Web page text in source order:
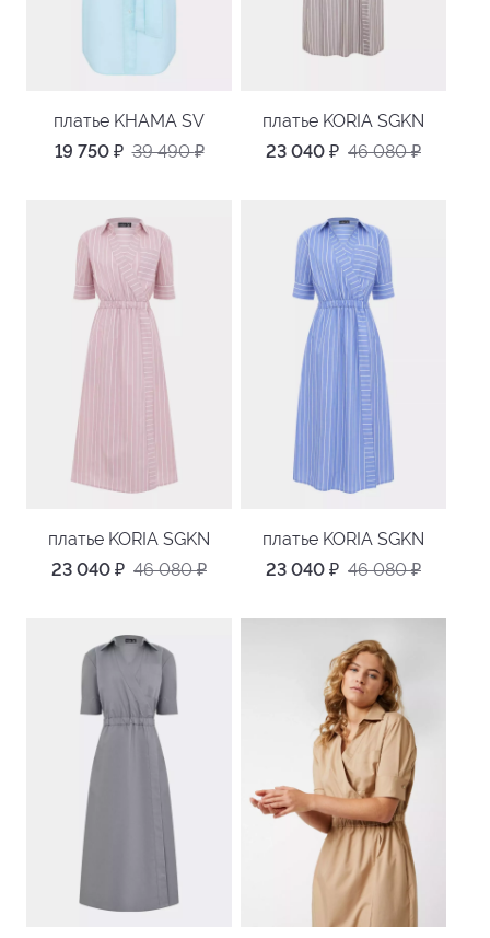
платье KHAMA SV
19 750 ₽ 39 490₽
платье KORIA SGKN
23 040 ₽ 46 080₽
платье KORIA SGKN
23 040 ₽ 46 080₽
платье KORIA SGKN
23 040 ₽ 46 080₽